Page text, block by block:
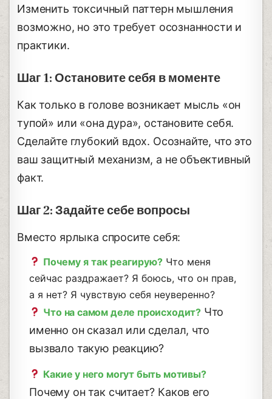
Изменить токсичный паттерн мышления
возможно, но это требует осознанности и
практики.
Шаг 1: Остановите себя в моменте
Как только в голове возникает мысль «он
тупой» или «она дура», остановите себя.
Сделайте глубокий вдох. Осознайте, что это
ваш защитный механизм, а не объективный
факт.
Шаг 2: Задайте себе вопросы
Вместо ярлыка спросите себя:
Почему я так реагирую? Что меня
сейчас раздражает? Я боюсь, что он прав,
а я нет? Я чувствую себя неуверенно?
Что на самом деле происходит? Что
именно он сказал или сделал, что
вызвало такую реакцию?
Какие у него могут быть мотивы?
Почему он так считает? Каков его